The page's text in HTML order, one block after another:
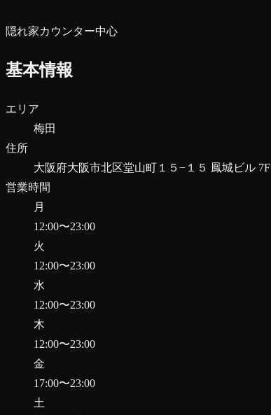
隠れ家カウンター中心
基本情報
エリア
梅田
住所
大阪府大阪市北区堂山町１５−１５ 鳳城ビル 7F
営業時間
月
12:00〜23:00
火
12:00〜23:00
水
12:00〜23:00
木
12:00〜23:00
金
17:00〜23:00
土